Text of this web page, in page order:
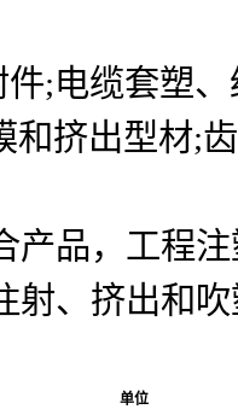
电缆套塑、
出型材;齿
产品，工程
射、挤出和
单位